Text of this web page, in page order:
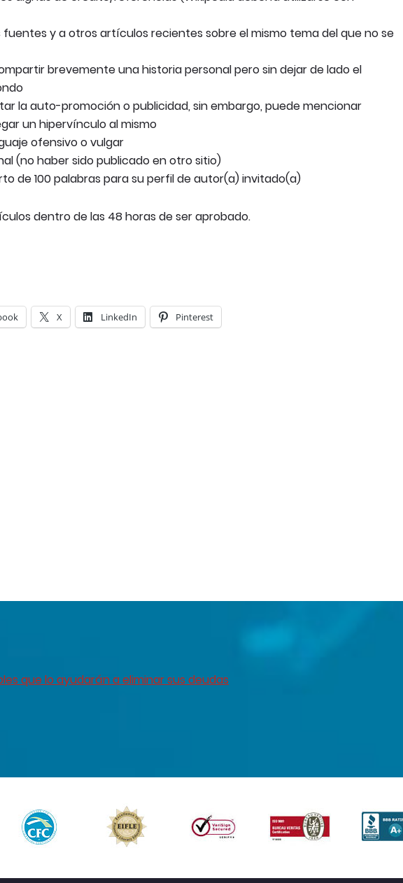
fuentes y a otros artículos recientes sobre el mismo tema del que no se
brevemente una historia personal pero sin dejar de lado el
la auto-promoción o publicidad, sin embargo, puede mencionar
un hipervínculo al mismo
ofensivo o vulgar
(no haber sido publicado en otro sitio)
de 100 palabras para su perfil de autor(a) invitado(a)
dentro de las 48 horas de ser aprobado.
X LinkedIn Pinterest
que lo ayudarán a eliminar sus deudas